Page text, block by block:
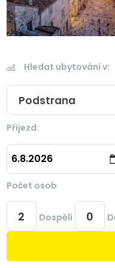
Hledat ubytování v:
Podstrana
Příjezd:
6.8.2026
Počet osob
Dospělí